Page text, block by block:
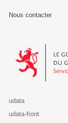
Nous contacter
Le
udata
udata-front